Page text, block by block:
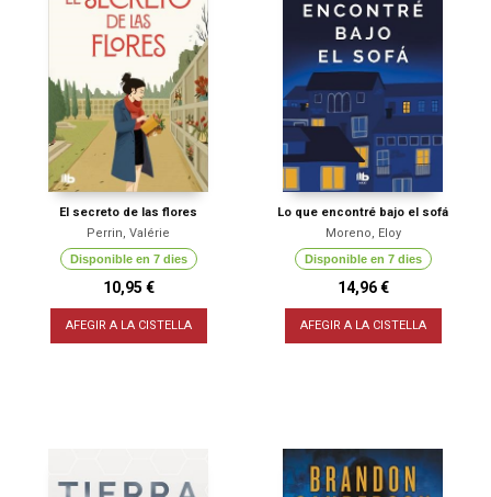
El secreto de las flores
Perrin, Valérie
Disponible en 7 dies
10,95 €
AFEGIR A LA CISTELLA
Lo que encontré bajo el sofá
Moreno, Eloy
Disponible en 7 dies
14,96 €
AFEGIR A LA CISTELLA